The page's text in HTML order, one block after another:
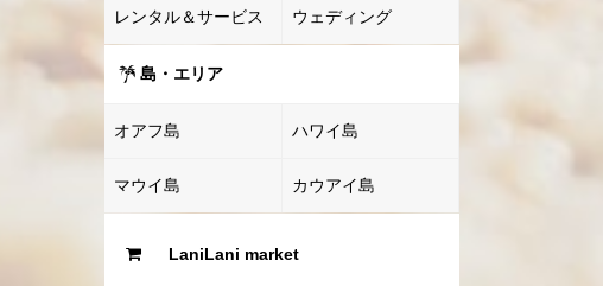
レンタル＆サービス ウェディング
島・エリア
オアフ島 ハワイ島
マウイ島 カウアイ島
LaniLani market